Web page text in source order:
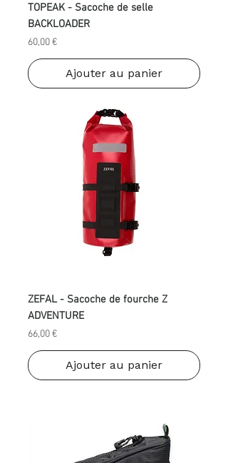
TOPEAK - Sacoche de selle
BACKLOADER
Prix
60,00 €
Ajouter au panier
ZEFAL - Sacoche de fourche Z
ADVENTURE
Prix
66,00 €
Ajouter au panier